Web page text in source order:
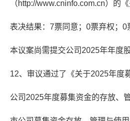
（http://www.cninfo.com.cn）的
表决结果：7票同意；0票弃权；0
本议案尚需提交公司2025年年度
12、审议通过了《关于2025年度
公司2025年度募集资金的存放、